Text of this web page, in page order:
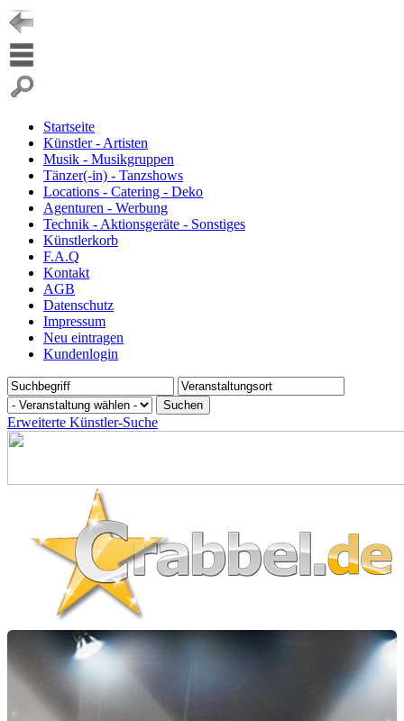
Startseite
Künstler - Artisten
Musik - Musikgruppen
Tänzer(-in) - Tanzshows
Locations - Catering - Deko
Agenturen - Werbung
Technik - Aktionsgeräte - Sonstiges
Künstlerkorb
F.A.Q
Kontakt
AGB
Datenschutz
Impressum
Neu eintragen
Kundenlogin
Erweiterte Künstler-Suche